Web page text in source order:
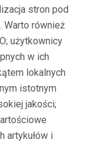
stron pod
Warto również
użytkownicy
w ich
lokalnych
istotnym
jakości;
artykułów i